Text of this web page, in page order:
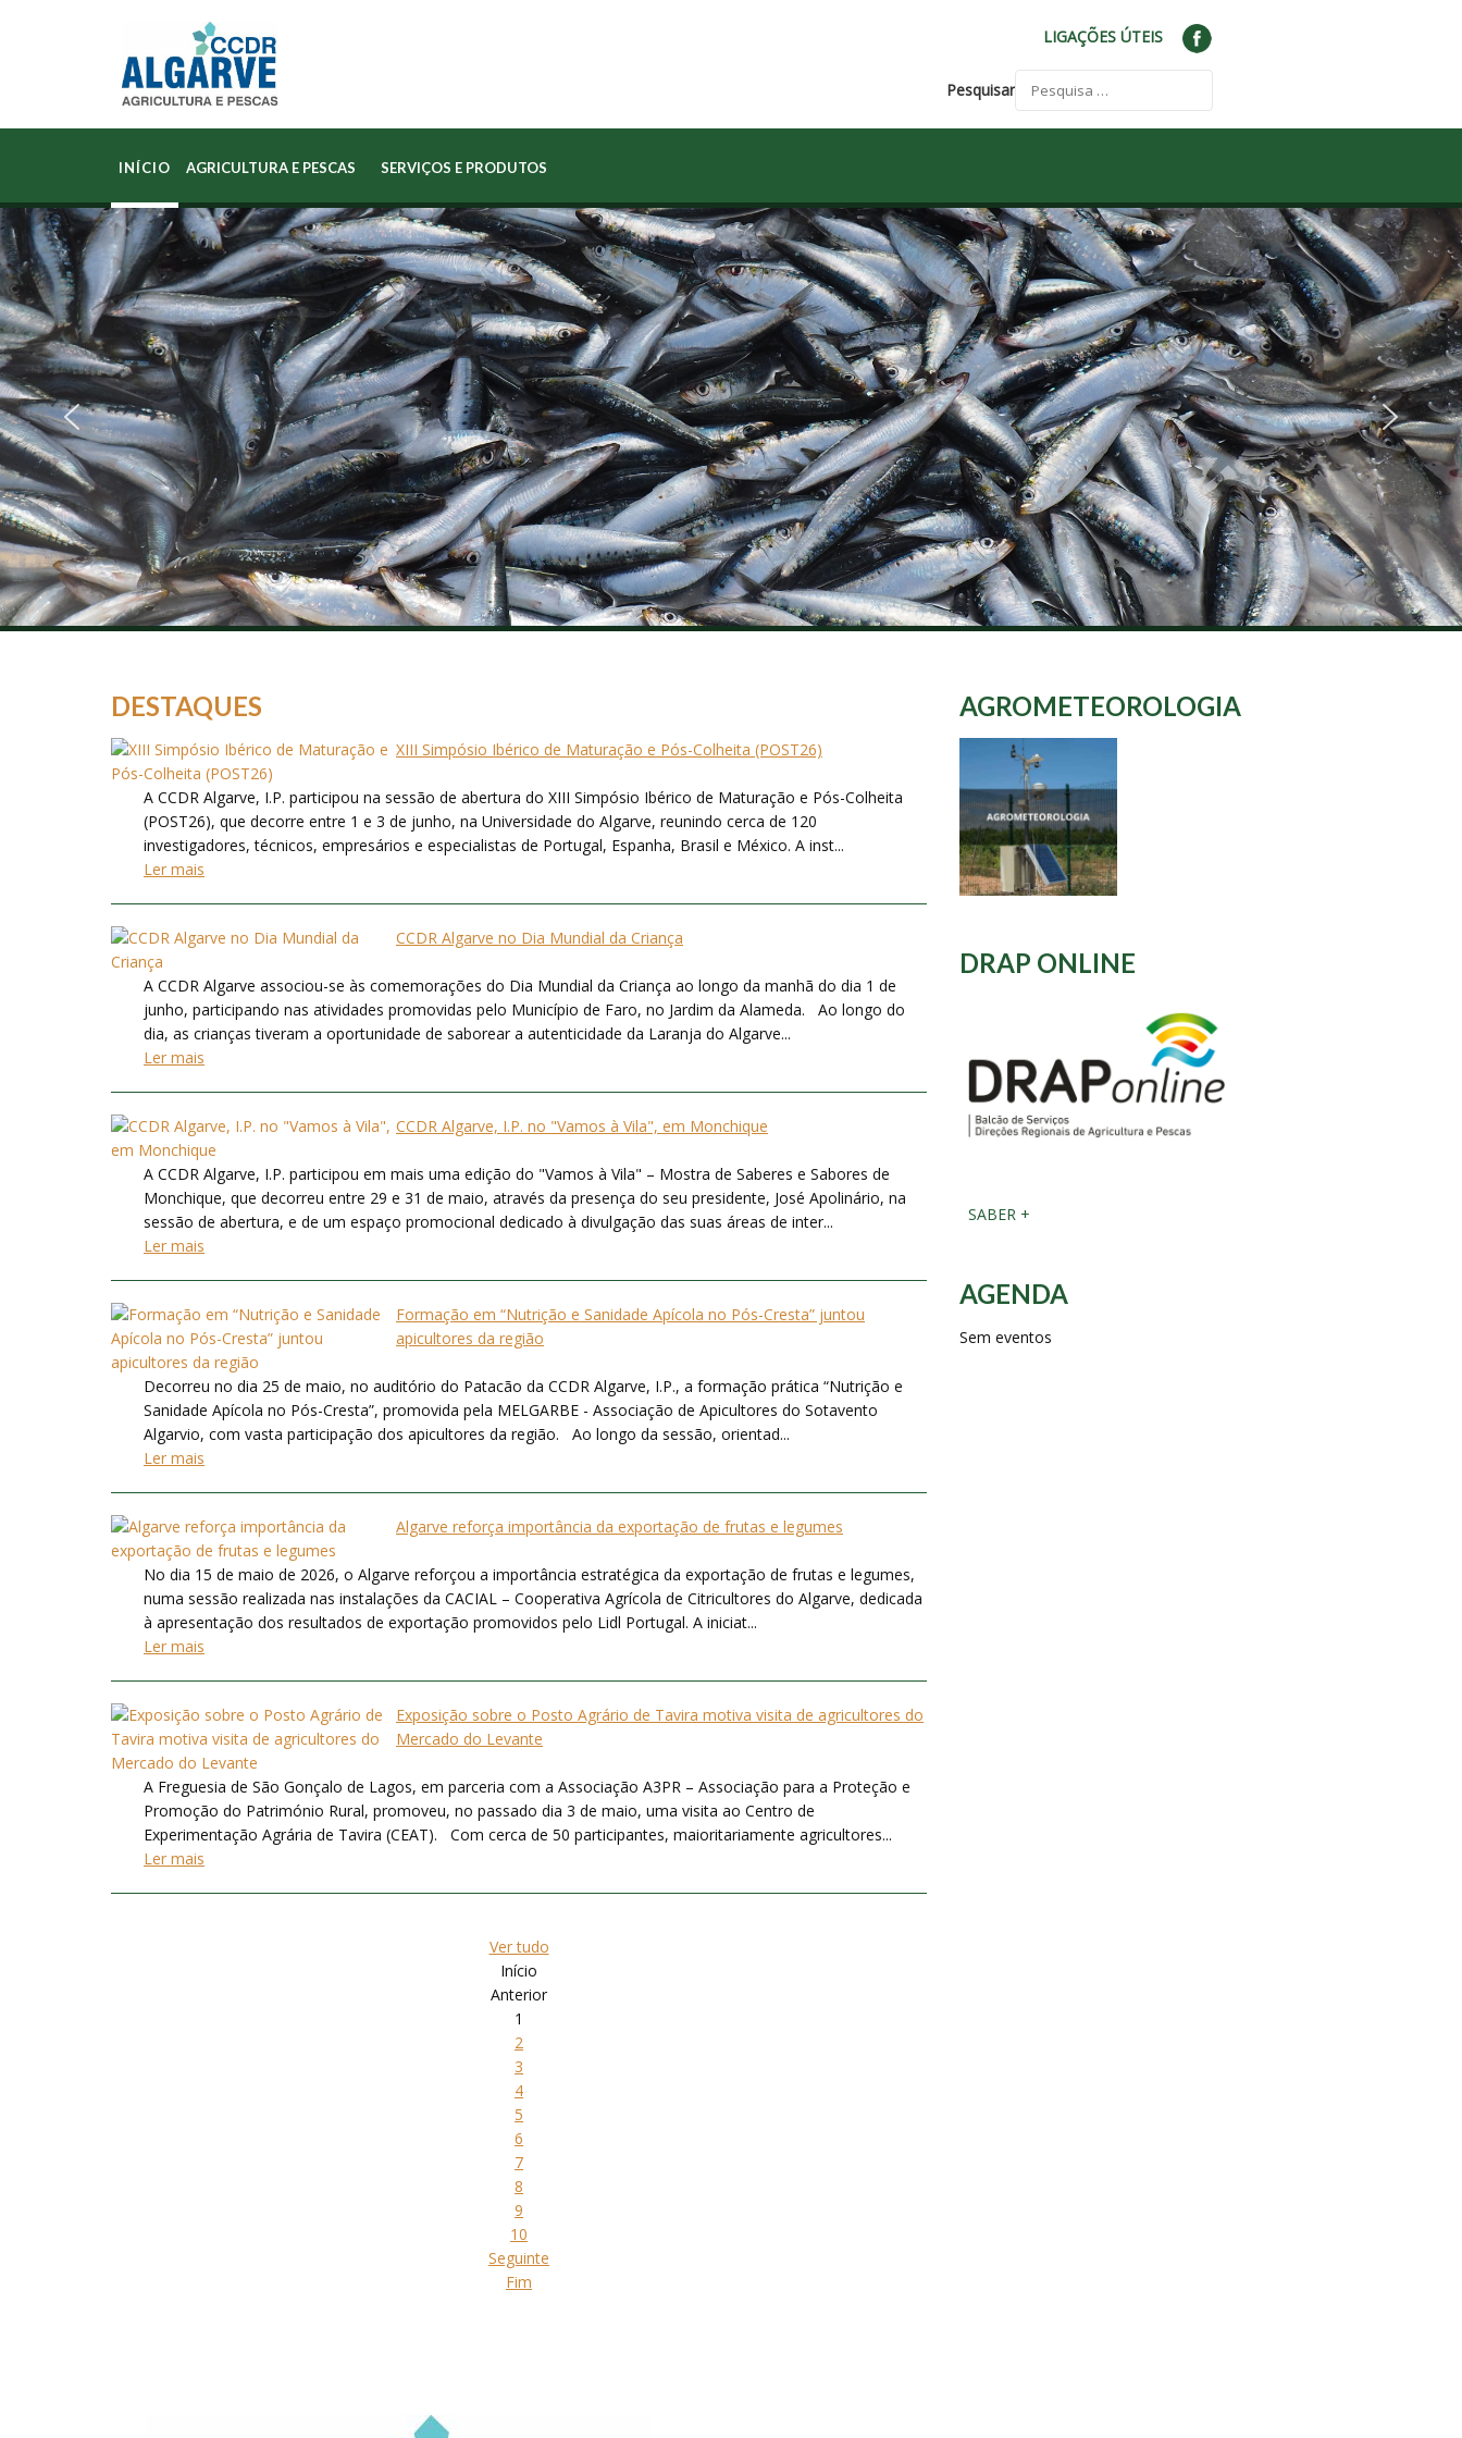
LIGAÇÕES ÚTEIS
Pesquisar
INÍCIO AGRICULTURA E PESCAS SERVIÇOS E PRODUTOS
DESTAQUES
XIII Simpósio Ibérico de Maturação e Pós-Colheita (POST26)
A CCDR Algarve, I.P. participou na sessão de abertura do XIII Simpósio Ibérico de Maturação e Pós-Colheita
(POST26), que decorre entre 1 e 3 de junho, na Universidade do Algarve, reunindo cerca de 120
investigadores, técnicos, empresários e especialistas de Portugal, Espanha, Brasil e México. A inst...
Ler mais
CCDR Algarve no Dia Mundial da Criança
A CCDR Algarve associou-se às comemorações do Dia Mundial da Criança ao longo da manhã do dia 1 de
junho, participando nas atividades promovidas pelo Município de Faro, no Jardim da Alameda. Ao longo do
dia, as crianças tiveram a oportunidade de saborear a autenticidade da Laranja do Algarve...
Ler mais
CCDR Algarve, I.P. no "Vamos à Vila", em Monchique
A CCDR Algarve, I.P. participou em mais uma edição do "Vamos à Vila" – Mostra de Saberes e Sabores de
Monchique, que decorreu entre 29 e 31 de maio, através da presença do seu presidente, José Apolinário, na
sessão de abertura, e de um espaço promocional dedicado à divulgação das suas áreas de inter...
Ler mais
Formação em “Nutrição e Sanidade Apícola no Pós-Cresta” juntou
apicultores da região
Decorreu no dia 25 de maio, no auditório do Patacão da CCDR Algarve, I.P., a formação prática “Nutrição e
Sanidade Apícola no Pós-Cresta”, promovida pela MELGARBE - Associação de Apicultores do Sotavento
Algarvio, com vasta participação dos apicultores da região. Ao longo da sessão, orientad...
Ler mais
Algarve reforça importância da exportação de frutas e legumes
No dia 15 de maio de 2026, o Algarve reforçou a importância estratégica da exportação de frutas e legumes,
numa sessão realizada nas instalações da CACIAL – Cooperativa Agrícola de Citricultores do Algarve, dedicada
à apresentação dos resultados de exportação promovidos pelo Lidl Portugal. A iniciat...
Ler mais
Exposição sobre o Posto Agrário de Tavira motiva visita de agricultores do
Mercado do Levante
A Freguesia de São Gonçalo de Lagos, em parceria com a Associação A3PR – Associação para a Proteção e
Promoção do Património Rural, promoveu, no passado dia 3 de maio, uma visita ao Centro de
Experimentação Agrária de Tavira (CEAT). Com cerca de 50 participantes, maioritariamente agricultores...
Ler mais
Ver tudo
Início
Anterior
1
2
3
4
5
6
7
8
9
10
Seguinte
Fim
AGROMETEOROLOGIA
DRAP ONLINE
SABER +
AGENDA
Sem eventos